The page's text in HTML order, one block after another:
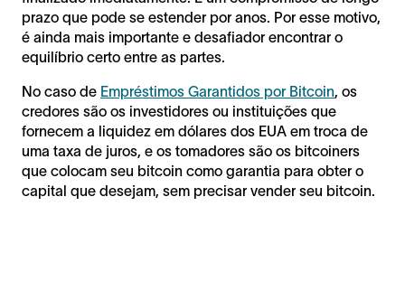
prazo que pode se estender por anos. Por esse motivo,
é ainda mais importante e desafiador encontrar o
equilíbrio certo entre as partes.
No caso de Empréstimos Garantidos por Bitcoin , os
credores são os investidores ou instituições que
fornecem a liquidez em dólares dos EUA em troca de
uma taxa de juros, e os tomadores são os bitcoiners
que colocam seu bitcoin como garantia para obter o
capital que desejam, sem precisar vender seu bitcoin.